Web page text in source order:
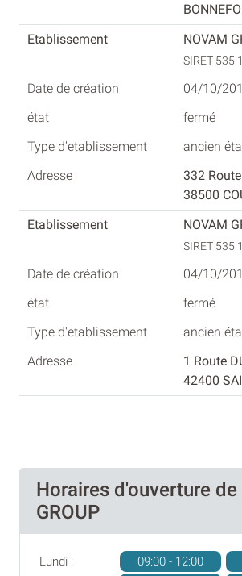
NOVAM
SIRET 535
04/10/
fermé
ancien
332 Route
38500
NOVAM
SIRET 535
04/10/
fermé
ancien
1 Route
42400
Horaires d'ouverture de
GROUP
Lundi : 09:00 - 12:00